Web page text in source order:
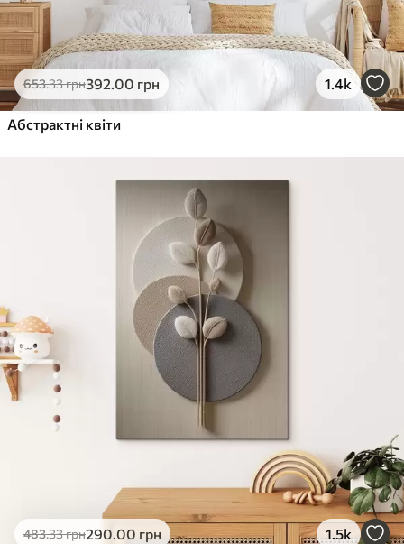
✗ Екологічний матеріал
Еко-Преміум
.00грн
✓Яскраві, насичені кольори
Поверхня з текстурою полотна
653.33грн392.00 грн 1.4k
Абстрактні квіти
483.33грн290.00 грн 1.5k